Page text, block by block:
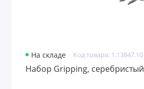
На складе Код товара: 1.13847.10
Набор Gripping, серебристый